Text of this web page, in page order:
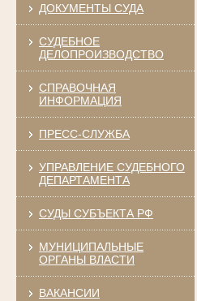
ДОКУМЕНТЫ СУДА
СУДЕБНОЕ
ДЕЛОПРОИЗВОДСТВО
СПРАВОЧНАЯ
ИНФОРМАЦИЯ
ПРЕСС-СЛУЖБА
УПРАВЛЕНИЕ СУДЕБНОГО
ДЕПАРТАМЕНТА
СУДЫ СУБЪЕКТА РФ
МУНИЦИПАЛЬНЫЕ
ОРГАНЫ ВЛАСТИ
ВАКАНСИИ